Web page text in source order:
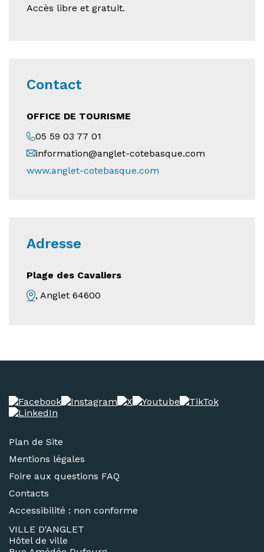
Accès libre et gratuit.
Contact
OFFICE DE TOURISME
05 59 03 77 01
information@anglet-cotebasque.com
www.anglet-cotebasque.com
Adresse
Plage des Cavaliers
, Anglet 64600
Plan de Site
Mentions légales
Foire aux questions FAQ
Contacts
Accessibilité : non conforme
VILLE D'ANGLET
Hôtel de ville